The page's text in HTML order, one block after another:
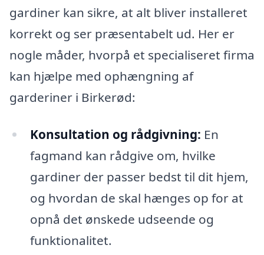
gardiner kan sikre, at alt bliver installeret
korrekt og ser præsentabelt ud. Her er
nogle måder, hvorpå et specialiseret firma
kan hjælpe med ophængning af
garderiner i Birkerød:
Konsultation og rådgivning: En
fagmand kan rådgive om, hvilke
gardiner der passer bedst til dit hjem,
og hvordan de skal hænges op for at
opnå det ønskede udseende og
funktionalitet.